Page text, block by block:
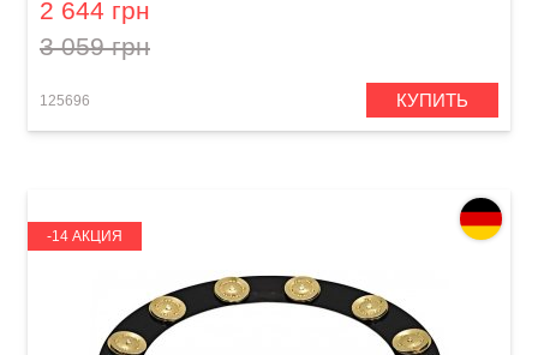
2 644 грн
3 059 грн
125696 КУПИТЬ
-14 АКЦИЯ